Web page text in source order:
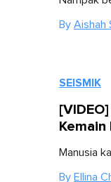
By Aishah
SEISMIK
Manusia
By Ellina